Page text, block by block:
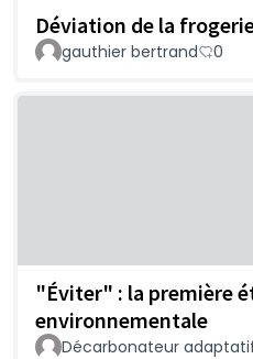
Déviation de la
gauthier bertrand 0
"Éviter" : la première
environnementale
Décarbonateur